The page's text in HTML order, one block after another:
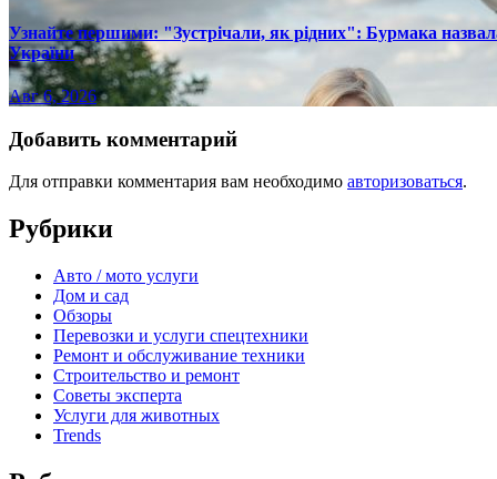
Узнайте першими: "Зустрічали, як рідних": Бурмака
України
Авг 6, 2026
Добавить комментарий
Для отправки комментария вам необходимо авторизоваться.
Рубрики
Авто / мото услуги
Дом и сад
Обзоры
Перевозки и услуги спецтехники
Ремонт и обслуживание техники
Строительство и ремонт
Советы эксперта
Услуги для животных
Trends